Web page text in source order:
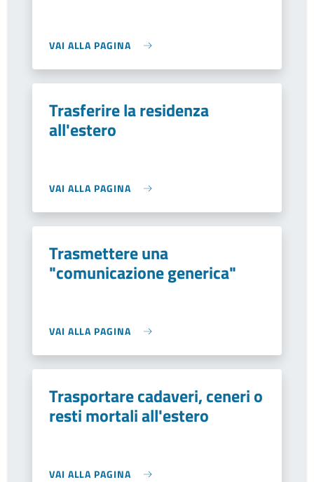
VAI ALLA PAGINA
Trasferire la residenza
all'estero
VAI ALLA PAGINA
Trasmettere una
"comunicazione generica"
VAI ALLA PAGINA
Trasportare cadaveri, ceneri o
resti mortali all'estero
VAI ALLA PAGINA